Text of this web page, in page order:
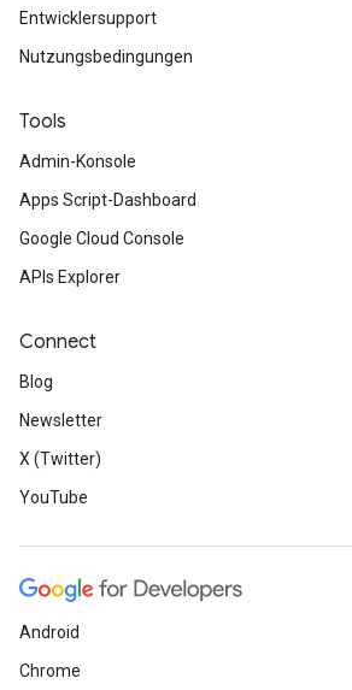
Entwicklersupport
Nutzungsbedingungen
Tools
Admin-Konsole
Apps Script-Dashboard
Google Cloud Console
APIs Explorer
Connect
Blog
Newsletter
X (Twitter)
YouTube
Android
Chrome